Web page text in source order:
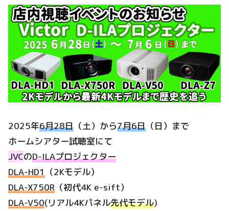
2025年6月28日 （土）から7月6日 （日）まで
ホームシアター試聴室にて
JVCのD-ILAプロジェクター
DLA-HD1 （2Kモデル）
DLA-X750R （初代4K e-sift）
DLA-V50(リアル4Kパネル先代モデル)